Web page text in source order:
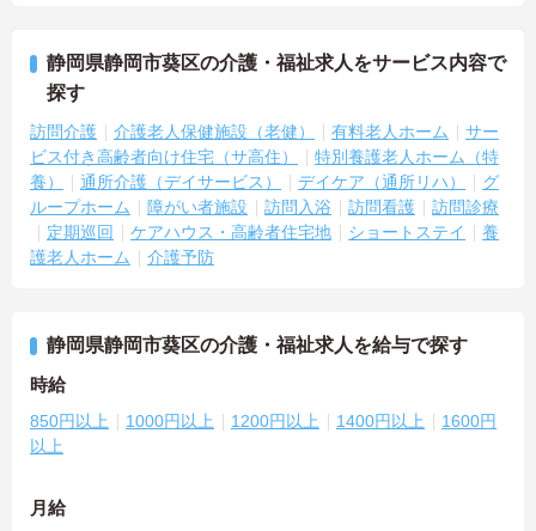
静岡県静岡市葵区の介護・福祉求人をサービス内容で
探す
訪問介護 介護老人保健施設（老健） 有料老人ホーム
サー
ビス付き高齢者向け住宅（サ高住）
特別養護老人ホーム（特
養）
通所介護（デイサービス） デイケア（通所リハ）
グ
ループホーム
障がい者施設 訪問入浴 訪問看護
訪問診療
定期巡回
ケアハウス・高齢者住宅地 ショートステイ
養
護老人ホーム
介護予防
静岡県静岡市葵区の介護・福祉求人を給与で探す
時給
850円以上 1000円以上 1200円以上 1400円以上
1600円
以上
月給